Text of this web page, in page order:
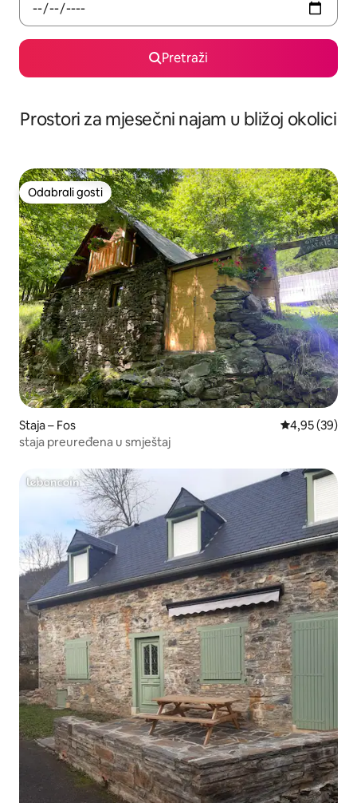
Pretraži
Prostori za mjesečni najam u bližoj okolici
Odabrali gosti
Odabrali gosti
Staja – Fos Prosječna
4,95 (39)
staja preuređena u smještaj